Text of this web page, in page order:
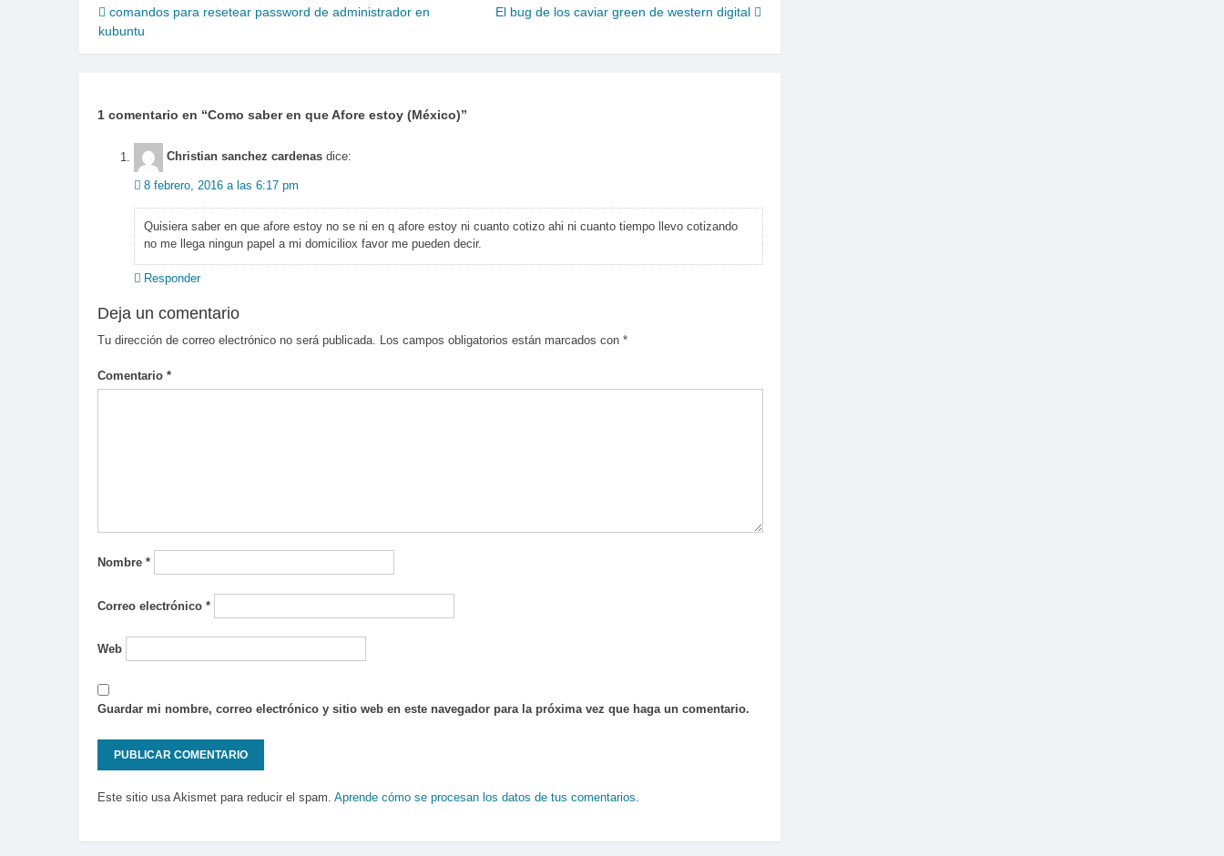
Navegación
de
comandos para resetear password de administrador en
kubuntu
El bug de los caviar green de western digital
1 comentario en “Como saber en que Afore estoy (México)”
Christian sanchez cardenas dice:
8 febrero, 2016 a las 6:17 pm
Quisiera saber en que afore estoy no se ni en q afore estoy ni cuanto cotizo ahi ni cuanto tiempo llevo cotizando
no me llega ningun papel a mi domiciliox favor me pueden decir.
Responder
Deja un comentario
Tu dirección de correo electrónico no será publicada. Los campos obligatorios están marcados con *
Comentario *
Nombre *
Correo electrónico *
Web
Guardar mi nombre, correo electrónico y sitio web en este navegador para la próxima vez que haga un comentario.
Este sitio usa Akismet para reducir el spam. Aprende cómo se procesan los datos de tus comentarios